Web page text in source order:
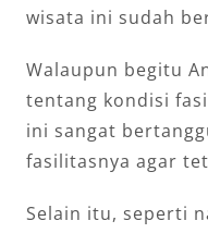
wisata ini sudah
Walaupun begitu
tentang kondisi
ini sangat
fasilitasnya agar
Selain itu, seperti